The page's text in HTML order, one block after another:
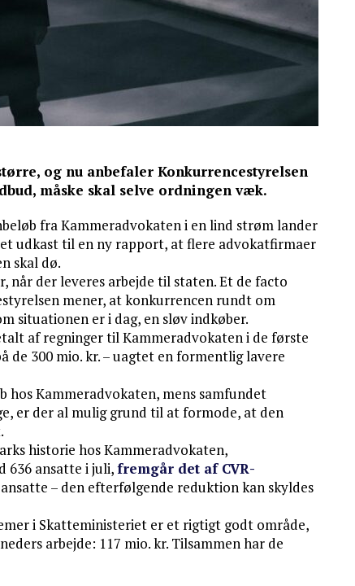
og nu anbefaler Konkurrencestyrelsen
måske skal selve ordningen væk.
fra Kammeradvokaten i en lind strøm lander
udkast til en ny rapport, at flere advokatfirmaer
skal dø.
der leveres arbejde til staten. Et de facto
mener, at konkurrencen rundt om
situationen er i dag, en sløv indkøber.
af regninger til Kammeradvokaten i de første
de 300 mio. kr. – uagtet en formentlig lavere
Kammeradvokaten, mens samfundet
er der al mulig grund til at formode, at den
historie hos Kammeradvokaten,
636 ansatte i juli,fremgår det af CVR-
– den efterfølgende reduktion kan skyldes
i Skatteministeriet er et rigtigt godt område,
arbejde: 117 mio. kr. Tilsammen har de